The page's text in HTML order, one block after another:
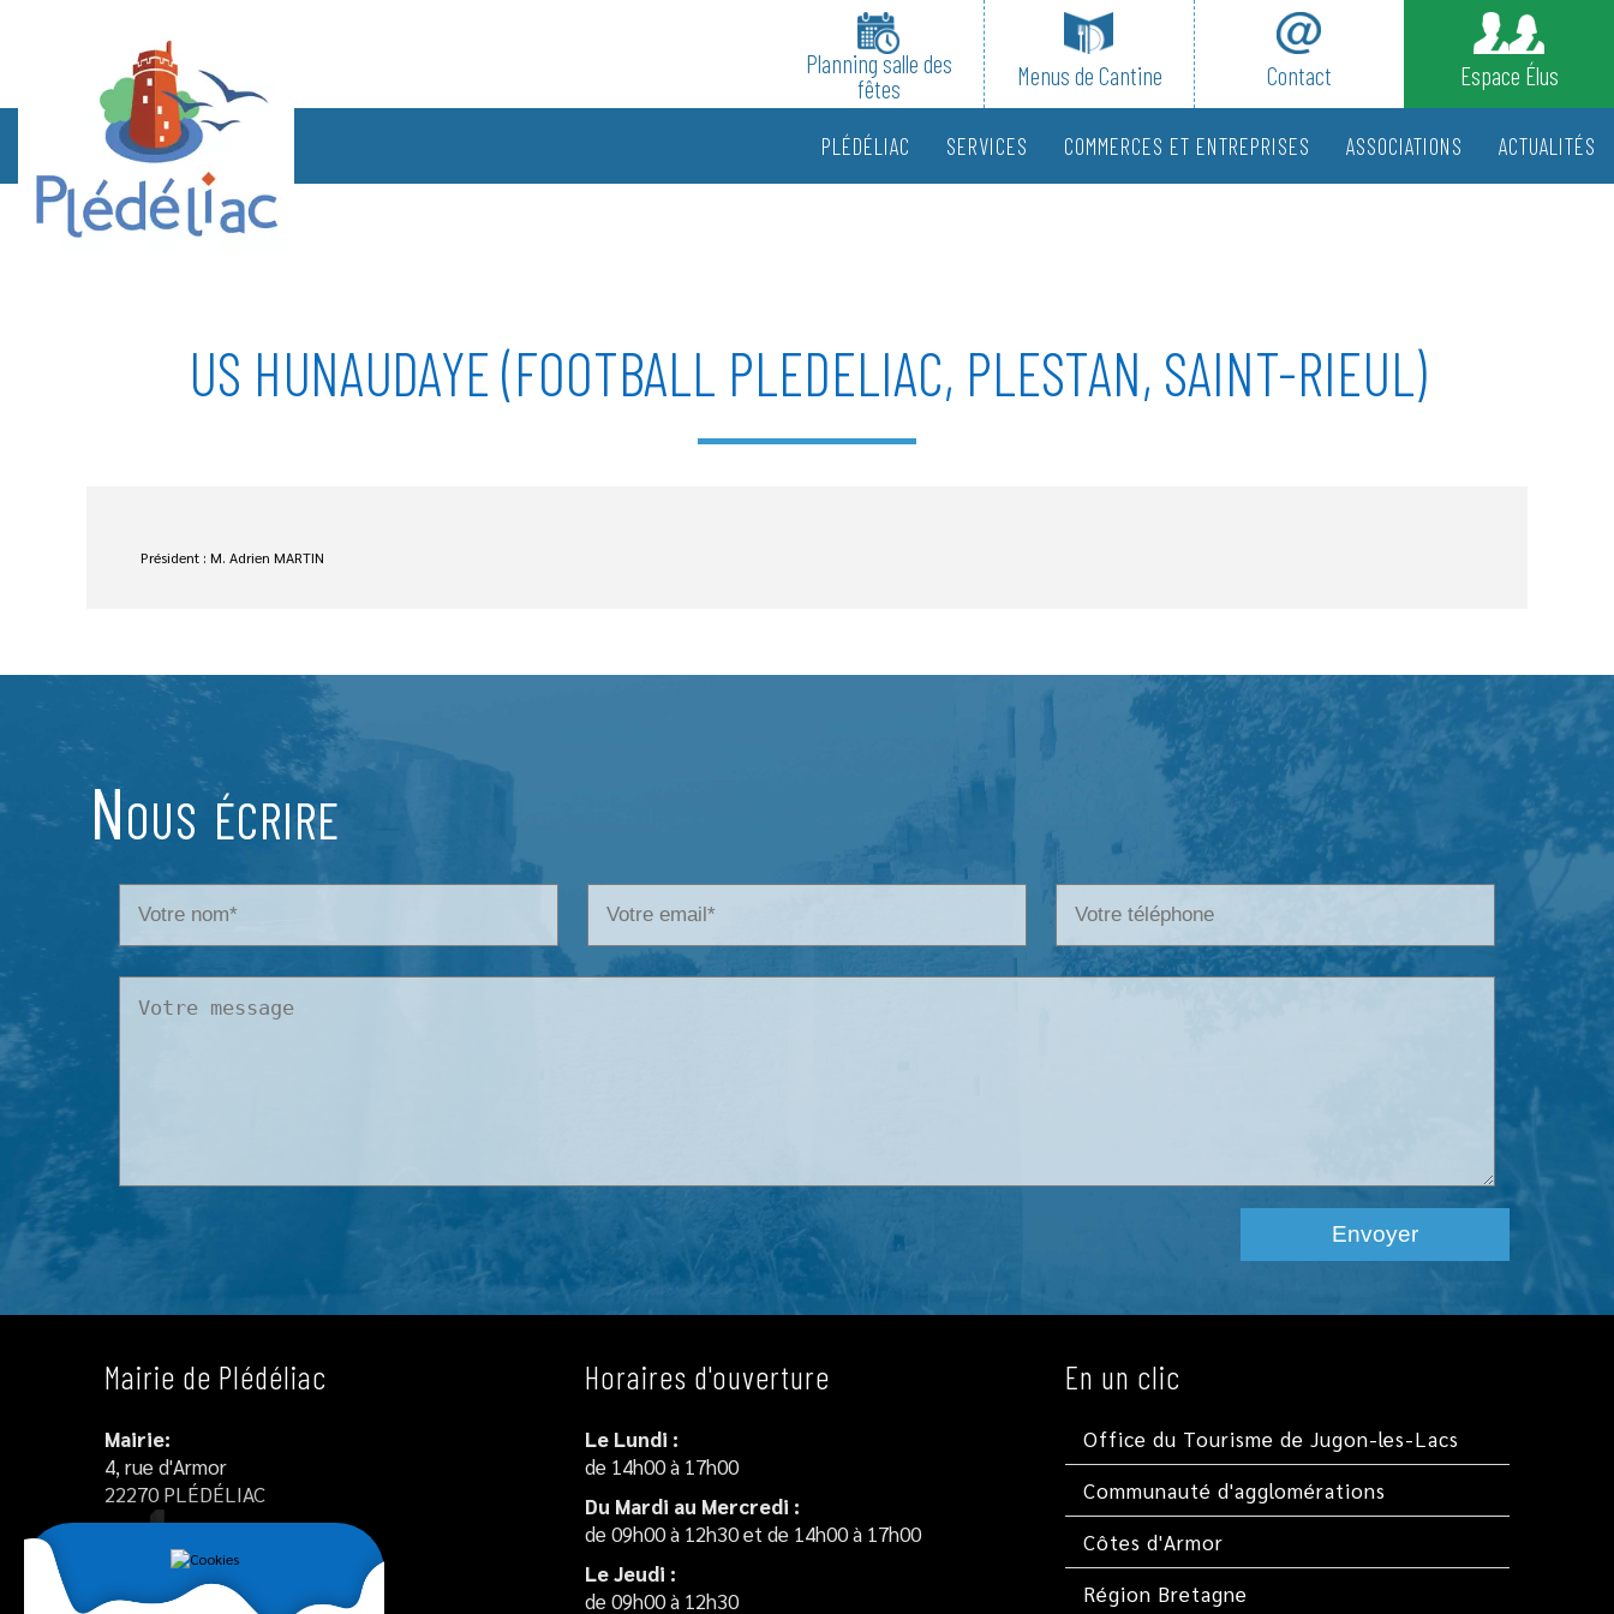
Planning salle des
fêtes
Menus de Cantine Contact Espace Élus
PLÉDÉLIAC SERVICES COMMERCES ET ENTREPRISES ASSOCIATIONS ACTUALITÉS
US HUNAUDAYE (FOOTBALL PLEDELIAC, PLESTAN, SAINT-RIEUL)
Président : M. Adrien MARTIN
Nous écrire
Mairie de Plédéliac
Mairie:
4, rue d'Armor
22270 PLÉDÉLIAC
Agence postale communale :
02.96.34.12.55
Horaires d'ouverture
Le Lundi :
de 14h00 à 17h00
Du Mardi au Mercredi :
de 09h00 à 12h30 et de 14h00 à 17h00
Le Jeudi :
de 09h00 à 12h30
En un clic
Office du Tourisme de Jugon-les-Lacs
Communauté d'agglomérations
Côtes d'Armor
Région Bretagne